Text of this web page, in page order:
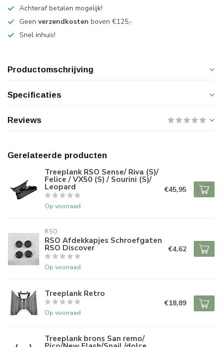
Achteraf betalen mogelijk!
Geen verzendkosten boven €125,-
Snel inhuis!
Productomschrijving
Specificaties
Reviews
Gerelateerde producten
Treeplank RSO Sense/ Riva (S)/
Felice / VX50 (S) / Sourini (S)/
Leopard
Op voorraad
€45,95
RSO
RSO Afdekkapjes Schroefgaten
RSO Discover
Op voorraad
€4,62
Treeplank Retro
Op voorraad
€18,89
Treeplank brons San remo/